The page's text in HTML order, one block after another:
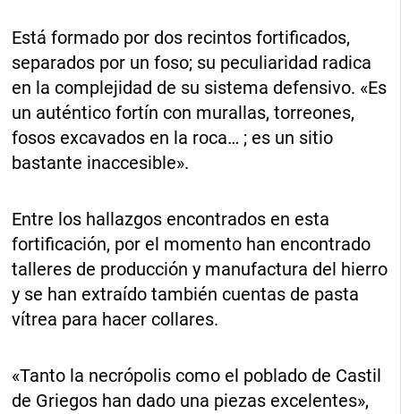
Está formado por dos recintos fortificados,
separados por un foso; su peculiaridad radica
en la complejidad de su sistema defensivo. «Es
un auténtico fortín con murallas, torreones,
fosos excavados en la roca… ; es un sitio
bastante inaccesible».
Entre los hallazgos encontrados en esta
fortificación, por el momento han encontrado
talleres de producción y manufactura del hierro
y se han extraído también cuentas de pasta
vítrea para hacer collares.
«Tanto la necrópolis como el poblado de Castil
de Griegos han dado una piezas excelentes»,